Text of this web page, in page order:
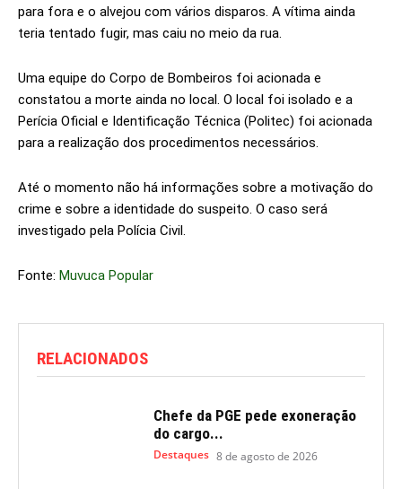
para fora e o alvejou com vários disparos. A vítima ainda
teria tentado fugir, mas caiu no meio da rua.
Uma equipe do Corpo de Bombeiros foi acionada e
constatou a morte ainda no local. O local foi isolado e a
Perícia Oficial e Identificação Técnica (Politec) foi acionada
para a realização dos procedimentos necessários.
Até o momento não há informações sobre a motivação do
crime e sobre a identidade do suspeito. O caso será
investigado pela Polícia Civil.
Fonte: Muvuca Popular
RELACIONADOS
Chefe da PGE pede exoneração
do cargo...
Destaques 8 de agosto de 2026